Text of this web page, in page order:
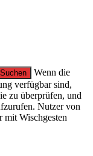
Wenn die
verfügbar sind,
zu überprüfen, und
Nutzer von
mit Wischgesten